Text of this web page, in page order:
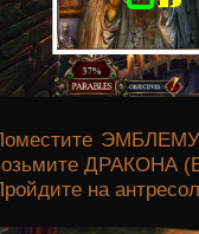
ДРАКОНА
на